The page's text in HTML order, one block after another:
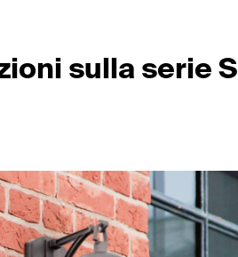
sulla serie